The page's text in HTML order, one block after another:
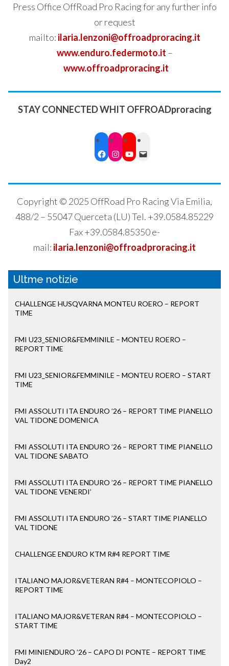
Press Office OffRoad Pro Racing for any further info
or request
mailto: ilaria.lenzoni@offroadproracing.it
www.enduro.federmoto.it –
www.offroadproracing.it
STAY CONNECTED WHIT OFFROADproracing
Facebook
Instagram
YouTube
Mail
Copyright © 2025 OffRoad Pro Racing Via Emilia,
488/2 – 55047 Querceta (LU) Tel. +39.0584.85229
Fax +39.0584.85350 e-
mail: ilaria.lenzoni@offroadproracing.it
Ultme notizie
CHALLENGE HUSQVARNA MONTEU ROERO – REPORT
TIME
FMI U23_SENIOR&FEMMINILE – MONTEU ROERO –
REPORT TIME
FMI U23_SENIOR&FEMMINILE – MONTEU ROERO – START
TIME
FMI ASSOLUTI ITA ENDURO ’26 – REPORT TIME PIANELLO
VAL TIDONE DOMENICA
FMI ASSOLUTI ITA ENDURO ’26 – REPORT TIME PIANELLO
VAL TIDONE SABATO
FMI ASSOLUTI ITA ENDURO ’26 – REPORT TIME PIANELLO
VAL TIDONE VENERDI’
FMI ASSOLUTI ITA ENDURO ’26 – START TIME PIANELLO
VAL TIDONE
CHALLENGE ENDURO KTM R#4 REPORT TIME
ITALIANO MAJOR&VETERAN R#4 – MONTECOPIOLO –
REPORT TIME
ITALIANO MAJOR&VETERAN R#4 – MONTECOPIOLO –
START TIME
FMI MINIENDURO ’26 – CAPO DI PONTE – REPORT TIME
Day2